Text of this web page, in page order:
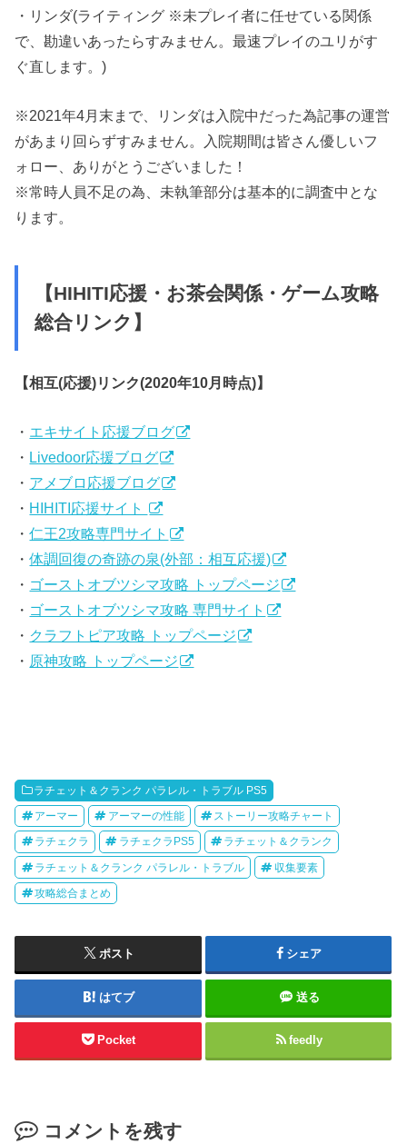
・リンダ(ライティング ※未プレイ者に任せている関係
で、勘違いあったらすみません。最速プレイのユリがす
ぐ直します。)
※2021年4月末まで、リンダは入院中だった為記事の運営
があまり回らずすみません。入院期間は皆さん優しいフ
ォロー、ありがとうございました！
※常時人員不足の為、未執筆部分は基本的に調査中とな
ります。
【HIHITI応援・お茶会関係・ゲーム攻略
総合リンク】
【相互(応援)リンク(2020年10月時点)】
・ エキサイト応援ブログ
・ Livedoor応援ブログ
・ アメブロ応援ブログ
・ HIHITI応援サイト
・仁王2攻略専門サイト
・体調回復の奇跡の泉(外部：相互応援)
・ ゴーストオブツシマ攻略 トップページ
・ ゴーストオブツシマ攻略 専門サイト
・ クラフトピア攻略 トップページ
・ 原神攻略 トップページ
ラチェット＆クランク パラレル・トラブル PS5
アーマー アーマーの性能 ストーリー攻略チャート
ラチェクラ ラチェクラPS5 ラチェット＆クランク
ラチェット＆クランク パラレル・トラブル 収集要素
攻略総合まとめ
ポスト シェア
はてブ 送る
Pocket feedly
コメントを残す